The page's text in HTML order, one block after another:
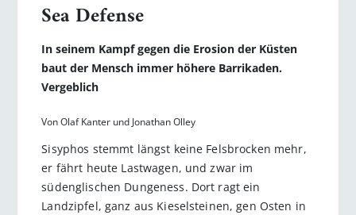
Sea Defense
In seinem Kampf gegen die Erosion der Küsten
baut der Mensch immer höhere Barrikaden.
Vergeblich
Von Olaf Kanter und Jonathan Olley
Sisyphos stemmt längst keine Felsbrocken mehr,
er fährt heute Lastwagen, und zwar im
südenglischen Dungeness. Dort ragt ein
Landzipfel, ganz aus Kieselsteinen, gen Osten in